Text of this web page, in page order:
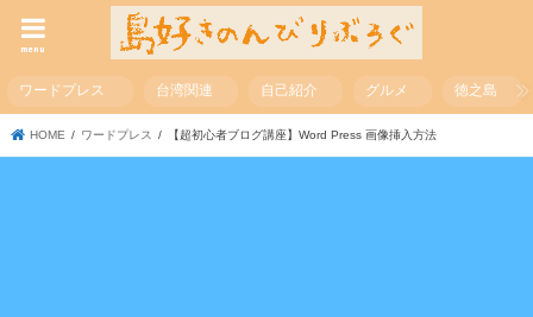
menu
ワードプレス 台湾関連 自己紹介 グルメ 徳之島
HOME ワードプレス 【超初心者ブログ講座】Word Press 画像挿入方法